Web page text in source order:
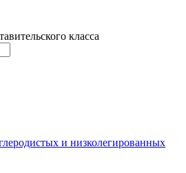
класса
и низколегированных